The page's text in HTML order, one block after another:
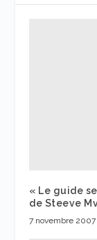
« Le guide
de Steeve
7 novembre 2007